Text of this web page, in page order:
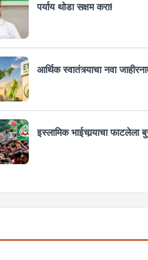
पर्याय थोडा सक्षम करा!
आर्थिक स्वातंत्र्याचा नवा
इस्लामिक भाईचार्‍याचा फाटलेला